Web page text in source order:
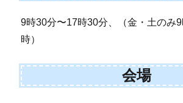
9時30分〜17時30分、（金・土のみ
時）
会場